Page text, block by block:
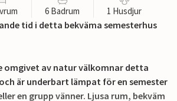
6 Badrum 1 Husdjur
tid i detta bekväma semesterhus
av natur välkomnar detta
är underbart lämpat för en semester
en grupp vänner. Ljusa rum, bekväm